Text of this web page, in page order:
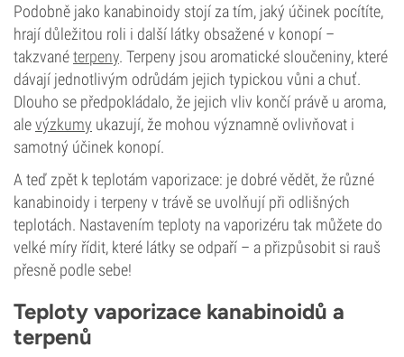
Podobně jako kanabinoidy stojí za tím, jaký účinek pocítíte,
hrají důležitou roli i další látky obsažené v konopí –
takzvanéterpeny. Terpeny jsou aromatické sloučeniny, které
dávají jednotlivým odrůdám jejich typickou vůni a chuť.
Dlouho se předpokládalo, že jejich vliv končí právě u aroma,
alevýzkumy ukazují, že mohou významně ovlivňovat i
samotný účinek konopí.
A teď zpět k teplotám vaporizace: je dobré vědět, že různé
kanabinoidy i terpeny v trávě se uvolňují při odlišných
teplotách. Nastavením teploty na vaporizéru tak můžete do
velké míry řídit, které látky se odpaří – a přizpůsobit si rauš
přesně podle sebe!
Teploty vaporizace kanabinoidů a
terpenů